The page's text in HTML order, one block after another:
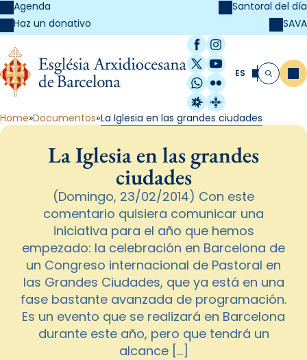
Agenda
Haz un donativo
Santoral del día
SAVA
Facebook
Instagram
X / Twitter
YouTube
WhatsApp
Flickr
Radio Estel
Catalunya
ES Buscar
Home Documentos La Iglesia en las grandes ciudades
La Iglesia en las grandes
ciudades
(Domingo, 23/02/2014) Con este
comentario quisiera comunicar una
iniciativa para el año que hemos
empezado: la celebración en Barcelona de
un Congreso internacional de Pastoral en
las Grandes Ciudades, que ya está en una
fase bastante avanzada de programación.
Es un evento que se realizará en Barcelona
durante este año, pero que tendrá un
alcance […]